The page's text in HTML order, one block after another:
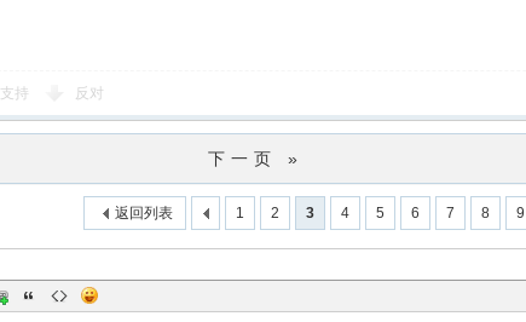
支持 反对
下一页 »
1 2 3 4 5 6 7 8 9
返回列表